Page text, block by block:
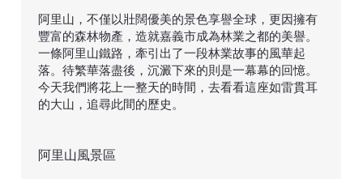
阿里山，不僅以壯闊優美的景色享譽全球，更因擁有
豐富的森林物產，造就嘉義市成為林業之都的美譽。
一條阿里山鐵路，牽引出了一段林業故事的風華起
落。待繁華落盡後，沉澱下來的則是一幕幕的回憶。
今天我們將花上一整天的時間，去看看這座如雷貫耳
的大山，追尋此間的歷史。
​阿里山風景區